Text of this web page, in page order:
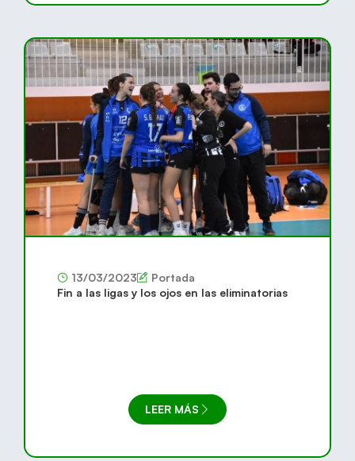
13/03/2023
Portada
Fin a las ligas y los ojos en las eliminatorias
LEER MÁS